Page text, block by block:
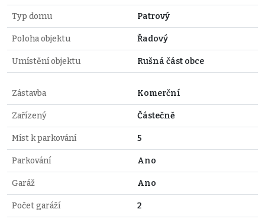
Typ domu Patrový
Poloha objektu Řadový
Umístění objektu Rušná část obce
Zástavba Komerční
Zařízený Částečně
Míst k parkování 5
Parkování Ano
Garáž Ano
Počet garáží 2